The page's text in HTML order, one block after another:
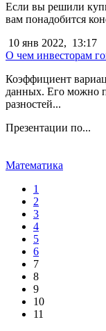
Если вы решили
вам понадобится
10 янв 2022, 13:17
О чем инвесторам
Коэффициент
данных. Его можно
разностей...
Презентации по...
Математика
1
2
3
4
5
6
7
8
9
10
11